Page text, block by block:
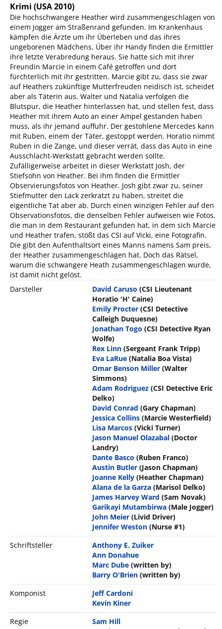
Krimi (USA 2010)
Die hochschwangere Heather wird zusammengeschlagen von
einem Jogger am Straßenrand gefunden. Im Krankenhaus
kämpfen die Ärzte um ihr Überleben und das ihres
ungeborenen Mädchens. Über ihr Handy finden die Ermittler
ihre letzte Verabredung heraus. Sie hatte sich mit ihrer
Freundin Marcie in einem Café getroffen und dort
fürchterlich mit ihr gestritten. Marcie gibt zu, dass sie zwar
auf Heathers zukünftige Mutterfreuden neidisch ist, scheidet
aber als Täterin aus. Walter und Natalia verfolgen die
Blutspur, die Heather hinterlassen hat, und stellen fest, dass
Heather mit ihrem Auto an einer Ampel gestanden haben
muss, als ihr jemand auffuhr. Der gestohlene Mercedes kann
mit Ruben, einem der Täter, gestoppt werden. Horatio nimmt
Ruben in die Zange, und dieser verrät, dass das Auto in eine
Ausschlacht-Werkstatt gebracht werden sollte.
Zufälligerweise arbeitet in dieser Werkstatt Josh, der
Stiefsohn von Heather. Bei ihm finden die Ermittler
Observierungsfotos von Heather. Josh gibt zwar zu, seiner
Stiefmutter den Lack zerkratzt zu haben, streitet die
eigentliche Tat aber ab. Durch einen winzigen Fehler auf den
Observationsfotos, die denselben Fehler aufweisen wie Fotos,
die man in dem Restaurant gefunden hat, in dem sich Marcie
und Heather trafen, stößt das CSI auf Vicki, eine Fotografin.
Die gibt den Aufenthaltsort eines Manns namens Sam preis,
der Heather zusammengeschlagen hat. Doch das Rätsel,
warum die schwangere Heath zusammengeschlagen wurde,
ist damit nicht gelöst.
Darsteller
David Caruso (CSI Lieutenant
Horatio 'H' Caine)
Emily Procter (CSI Detective
Calleigh Duquesne)
Jonathan Togo (CSI Detective Ryan
Wolfe)
Rex Linn (Sergeant Frank Tripp)
Eva LaRue (Natalia Boa Vista)
Omar Benson Miller (Walter
Simmons)
Adam Rodriguez (CSI Detective Eric
Delko)
David Conrad (Gary Chapman)
Jessica Collins (Marcie Westerfield)
Lisa Marcos (Vicki Turner)
Jason Manuel Olazabal (Doctor
Landry)
Dante Basco (Ruben Franco)
Austin Butler (Jason Chapman)
Joanne Kelly (Heather Chapman)
Alana de la Garza (Marisol Delko)
James Harvey Ward (Sam Novak)
Garikayi Mutambirwa (Male Jogger)
John Meier (Livid Driver)
Jennifer Weston (Nurse #1)
Schriftsteller
Anthony E. Zuiker
Ann Donahue
Marc Dube (written by)
Barry O'Brien (written by)
Komponist
Jeff Cardoni
Kevin Kiner
Regie
Sam Hill